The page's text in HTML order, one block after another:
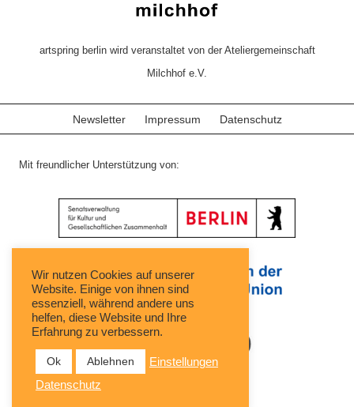
artspring berlin wird veranstaltet von der Ateliergemeinschaft
Milchhof e.V.
Newsletter Impressum Datenschutz
Mit freundlicher Unterstützung von:
Wir nutzen Cookies auf unserer
Website. Einige von ihnen sind
essenziell, während andere uns
helfen, diese Website und Ihre
Erfahrung zu verbessern.
Ok Ablehnen
Einstellungen
Datenschutz